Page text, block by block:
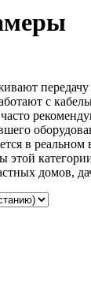
передачу
с
в реальном
этой
домов,